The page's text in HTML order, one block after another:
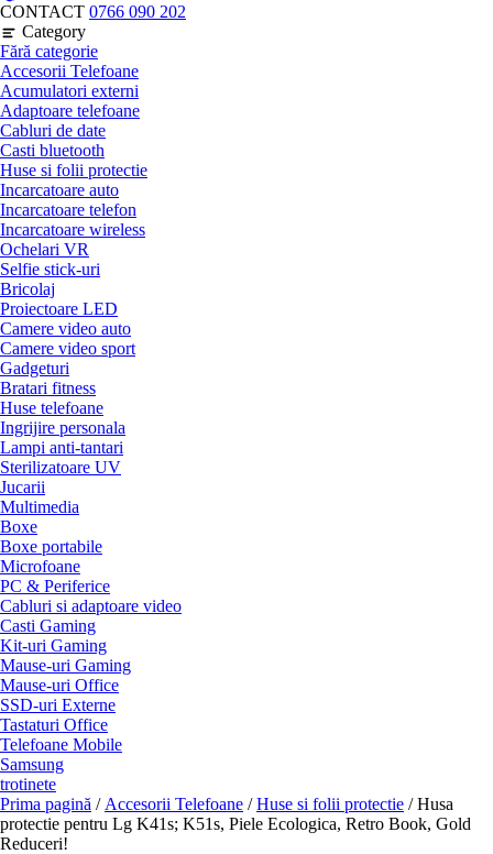
CONTACT 0766 090 202
Category
Fără categorie
Accesorii Telefoane
Acumulatori externi
Adaptoare telefoane
Cabluri de date
Casti bluetooth
Huse si folii protectie
Incarcatoare auto
Incarcatoare telefon
Incarcatoare wireless
Ochelari VR
Selfie stick-uri
Bricolaj
Proiectoare LED
Camere video auto
Camere video sport
Gadgeturi
Bratari fitness
Huse telefoane
Ingrijire personala
Lampi anti-tantari
Sterilizatoare UV
Jucarii
Multimedia
Boxe
Boxe portabile
Microfoane
PC & Periferice
Cabluri si adaptoare video
Casti Gaming
Kit-uri Gaming
Mause-uri Gaming
Mause-uri Office
SSD-uri Externe
Tastaturi Office
Telefoane Mobile
Samsung
trotinete
Prima pagină / Accesorii Telefoane /Huse si folii protectie / Husa
protectie pentru Lg K41s; K51s, Piele Ecologica, Retro Book, Gold
Reduceri!